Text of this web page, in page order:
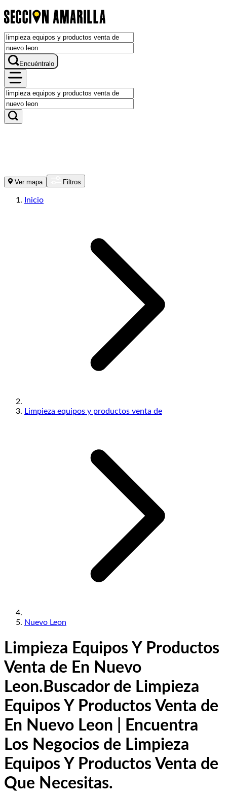
Encuéntralo
Ver mapa Filtros
Inicio
Limpieza equipos y productos venta de
Nuevo Leon
Limpieza Equipos Y Productos
Venta de En Nuevo
Leon. Buscador de Limpieza
Equipos Y Productos Venta de
En Nuevo Leon | Encuentra
Los Negocios de Limpieza
Equipos Y Productos Venta de
Que Necesitas.